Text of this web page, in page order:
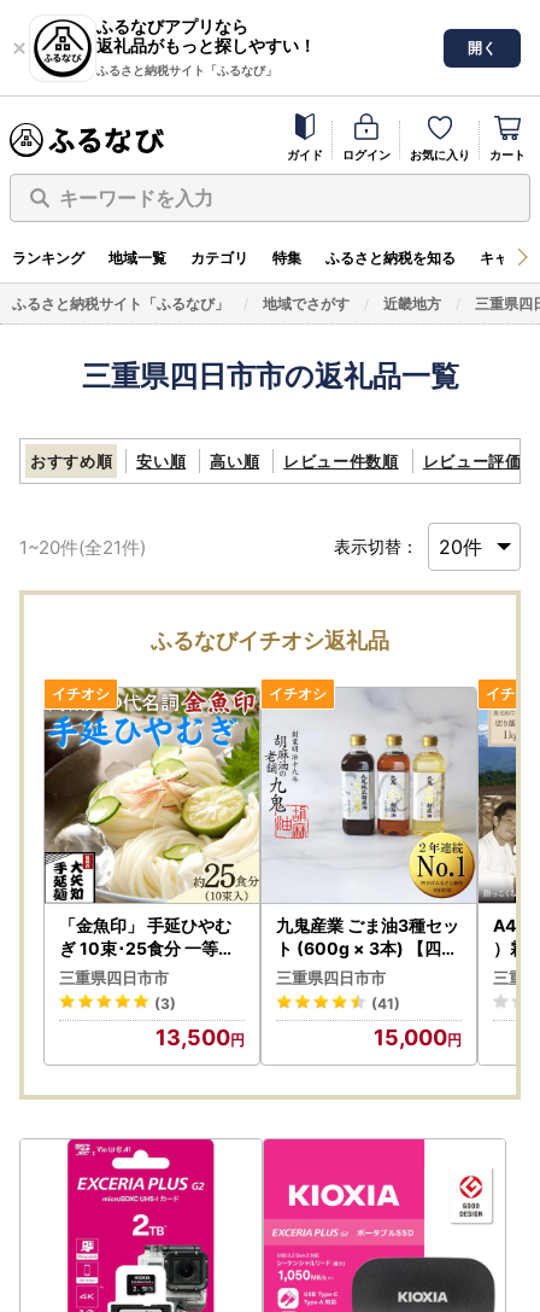
ふるなびアプリなら
返礼品がもっと探しやすい！
ふるさと納税サイト「ふるなび」
開く
ガイド ログイン お気に入り カート
キーワードを入力
ランキング 地域一覧 カテゴリ 特集 ふるさと納税を知る キャン
ふるさと納税サイト「ふるなび」 地域でさがす 近畿地方 三重県四
三重県四日市市の返礼品一覧
おすすめ順 安い順 高い順 レビュー件数順 レビュー評価順
1~20件(全21件) 表示切替：
ふるなびイチオシ返礼品
「金魚印」 手延ひやむ
ぎ 10束･25食分 一等粉
のみ使用 【TV番組 マツ
コ＆有吉 かりそめ天国
紹介店】/ 王道 大矢知 高
級麺 特産 麺 手延べめん
ひやむぎ 手延冷麦 無添
シピ 人気 名産品 お取り
寄せ 家庭用 三重県 四日
市市 ふるさと納税
三重県四日市市
(3)
13,500
九鬼産業 ごま油3種セッ
ト (600g × 3本) 【四日
市市 ふるさと納税返礼
品 ランキング1位】創業
明治19年 ごま油の老
舗「九鬼」 いつもの味
を上質に変えるごま油。
ミシュラン 2つ星の割烹
でも使用 四日市 四日市
市 四日市市ふるさと納
税
三重県四日市市
(41)
15,000
A4･
）霜
判）
と鈴
にこ
三重